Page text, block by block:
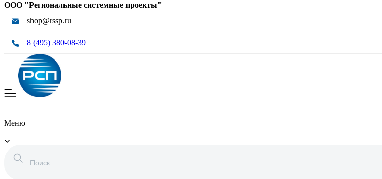
ООО "Региональные системные проекты"
shop@rssp.ru
8 (495) 380-08-39
Меню